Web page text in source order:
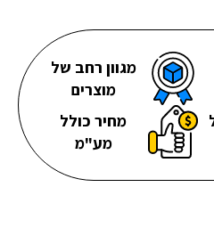
מגוון רחב של
מוצרים
מחיר כולל
מע"מ